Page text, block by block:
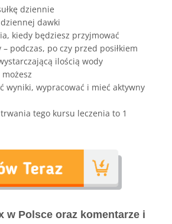
dziennie
dawki
kiedy będziesz przyjmować
podczas, po czy przed posiłkiem
ilością wody
wyniki, wypracować i mieć aktywny
tego kursu leczenia to 1
w Polsce oraz komentarze i